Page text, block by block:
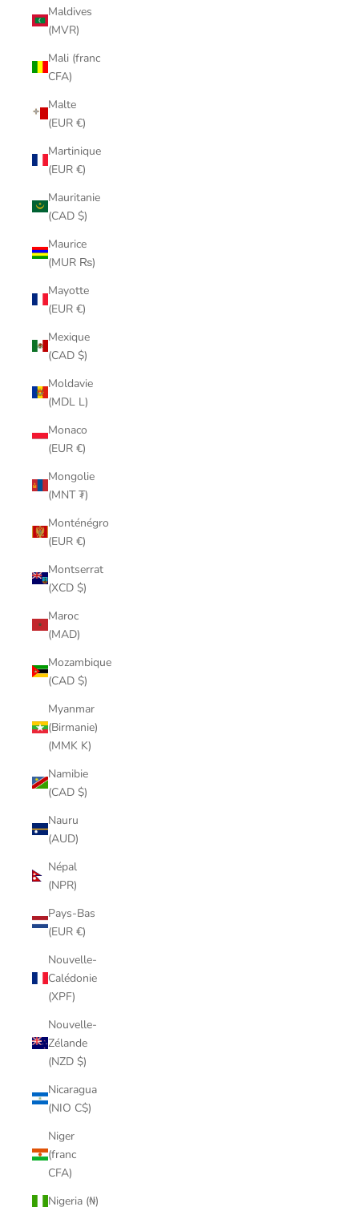
Maldives
(MVR)
Mali (franc
CFA)
Malte
(EUR €)
Martinique
(EUR €)
Mauritanie
(CAD $)
Maurice
(MUR ₨)
Mayotte
(EUR €)
Mexique
(CAD $)
Moldavie
(MDL L)
Monaco
(EUR €)
Mongolie
(MNT ₮)
Monténégro
(EUR €)
Montserrat
(XCD $)
Maroc
(MAD)
Mozambique
(CAD $)
Myanmar
(Birmanie)
(MMK K)
Namibie
(CAD $)
Nauru
(AUD)
Népal
(NPR)
Pays-Bas
(EUR €)
Nouvelle-
Calédonie
(XPF)
Nouvelle-
Zélande
(NZD $)
Nicaragua
(NIO C$)
Niger
(franc
CFA)
Nigeria (₦)